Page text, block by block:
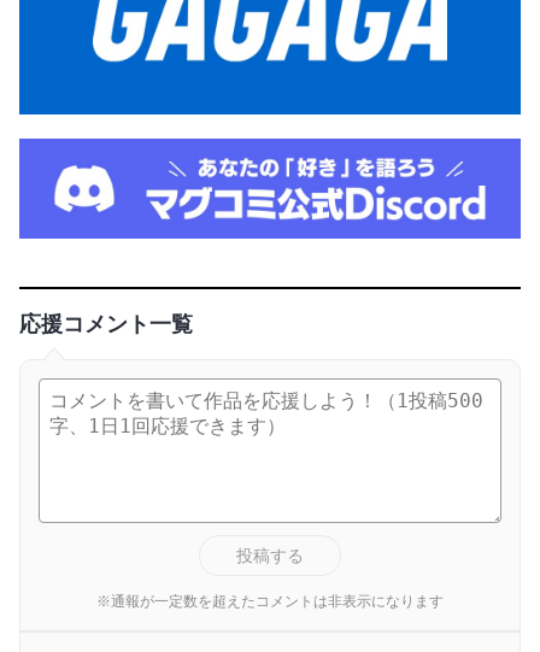
応援コメント一覧
投稿する
※通報が一定数を超えたコメントは非表示になります